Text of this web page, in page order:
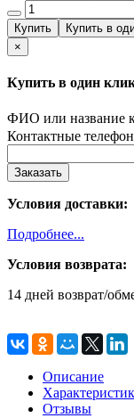
×
Купить в один
ФИО или название
Контактные
Условия доставки:
Подробнее...
Условия возврата:
14 дней возврат/
Описание
Отзывы